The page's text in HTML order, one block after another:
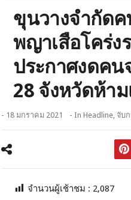
ขุนวางจำกัด
พญาเสือโคร่ง
ประกาศงดค
28 จังหวัดห้าม
- 18 มกราคม 2021 - InHeadline, จับ
จำนวนผู้เช้าชม : 2,087